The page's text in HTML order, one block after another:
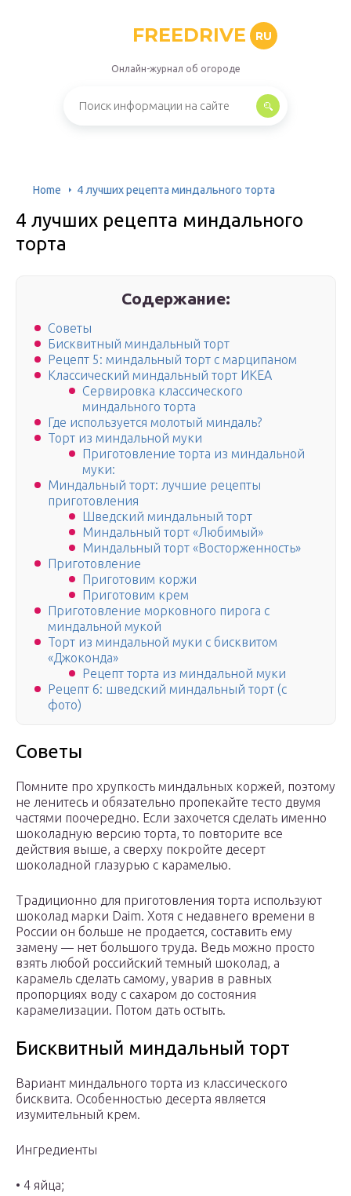
FREEDRIVE RU
Онлайн-журнал об огороде
Home 4 лучших рецепта миндального торта
4 лучших рецепта миндального
торта
Содержание:
Советы
Бисквитный миндальный торт
Рецепт 5: миндальный торт с марципаном
Классический миндальный торт ИКЕА
Сервировка классического
миндального торта
Где используется молотый миндаль?
Торт из миндальной муки
Приготовление торта из миндальной
муки:
Миндальный торт: лучшие рецепты
приготовления
Шведский миндальный торт
Миндальный торт «Любимый»
Миндальный торт «Восторженность»
Приготовление
Приготовим коржи
Приготовим крем
Приготовление морковного пирога с
миндальной мукой
Торт из миндальной муки с бисквитом
«Джоконда»
Рецепт торта из миндальной муки
Рецепт 6: шведский миндальный торт (с
фото)
Советы
Помните про хрупкость миндальных коржей, поэтому
не ленитесь и обязательно пропекайте тесто двумя
частями поочередно. Если захочется сделать именно
шоколадную версию торта, то повторите все
действия выше, а сверху покройте десерт
шоколадной глазурью с карамелью.
Традиционно для приготовления торта используют
шоколад марки Daim. Хотя с недавнего времени в
России он больше не продается, составить ему
замену — нет большого труда. Ведь можно просто
взять любой российский темный шоколад, а
карамель сделать самому, уварив в равных
пропорциях воду с сахаром до состояния
карамелизации. Потом дать остыть.
Бисквитный миндальный торт
Вариант миндального торта из классического
бисквита. Особенностью десерта является
изумительный крем.
Ингредиенты
• 4 яйца;